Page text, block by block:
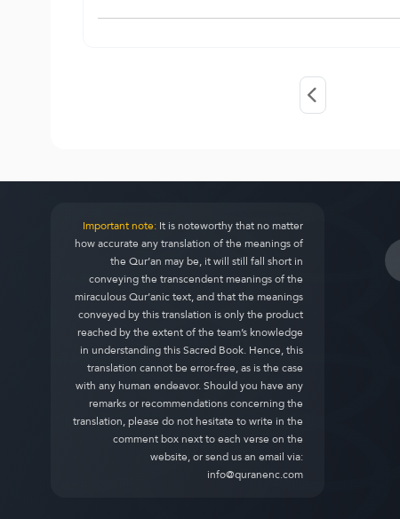
Important note:It is noteworthy that no matter
how accurate any translation of the meanings of
the Qur’an may be, it will still fall short in
conveying the transcendent meanings of the
miraculous Qur’anic text, and that the meanings
conveyed by this translation is only the product
reached by the extent of the team’s knowledge
in understanding this Sacred Book. Hence, this
translation cannot be error-free, as is the case
with any human endeavor. Should you have any
remarks or recommendations concerning the
translation, please do not hesitate to write in the
comment box next to each verse on the
website, or send us an email via:
info@quranenc.com